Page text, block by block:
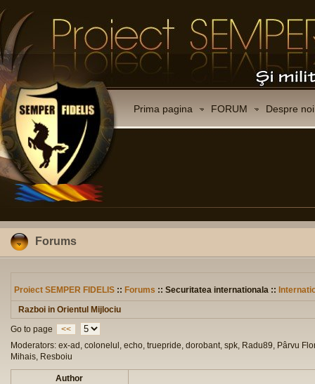
Prima pagina FORUM Despre noi
Forums
Proiect SEMPER FIDELIS :: Forums :: Securitatea internationala ::
Razboi in Orientul Mijlociu
Go to page
<<
Moderators: ex-ad, colonelul, echo, truepride, dorobant, spk, Radu89, Pârvu
Mihais, Resboiu
Author